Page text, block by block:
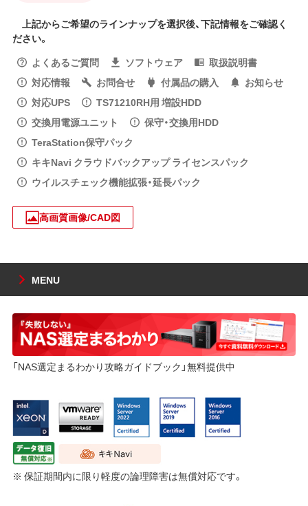
上記からご希望のラインナップを選択後、下記情報をご確認く
ださい。
よくあるご質問
ソフトウェア
取扱説明書
対応情報
お問合せ 付属品の購入
お知らせ
対応UPS
TS71210RH用 増設HDD
交換用電源ユニット
保守・交換用HDD
TeraStation保守パック
キキNavi クラウドバックアップ ライセンスパック
ウイルスチェック機能拡張・延長パック
高画質画像/CAD図
MENU
「NAS選定まるわかり攻略ガイドブック」無料提供中
※ 保証期間内に限り軽度の論理障害は無償対応です。